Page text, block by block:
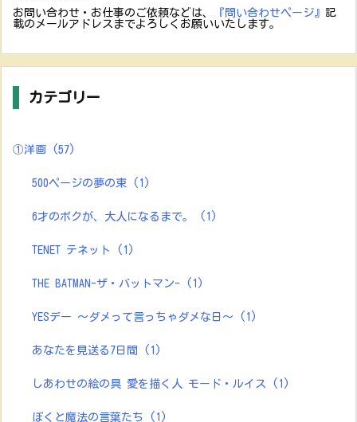
お問い合わせ・お仕事のご依頼などは、
『問い合わせページ』 記
載のメールアドレスまでよろしくお願いいたします。
カテゴリー
①洋画 (57)
500ページの夢の束 (1)
6才のボクが、大人になるまで。 (1)
TENET テネット (1)
THE BATMAN-ザ・バットマン- (1)
YESデー ～ダメって言っちゃダメな日～ (1)
あなたを見送る7日間 (1)
しあわせの絵の具 愛を描く人 モード・ルイス (1)
ぼくと魔法の言葉たち (1)